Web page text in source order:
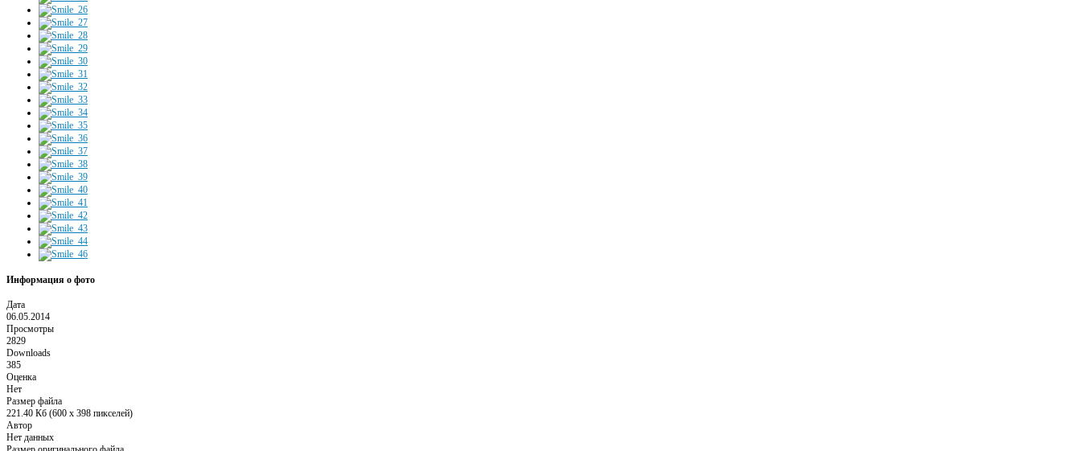
Информация о фото
Дата
06.05.2014
Просмотры
2829
Downloads
385
Оценка
Нет
Размер файла
221.40 Кб (600 x 398 пикселей)
Автор
Нет данных